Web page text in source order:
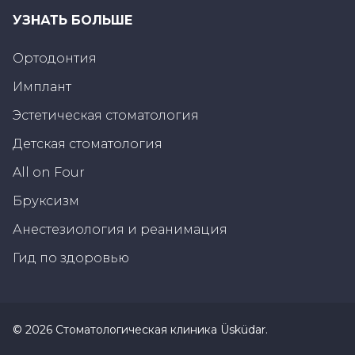
Как ухаживать за
Специального применения для ухода за
Достаточно ежедневного рутинного ухода за
Поскольку ламинированные виниры
чистить не менее 2 раз в день.
После чистки зубов необходимо
УЗНАТЬ БОЛЬШЕ
Ортодонтия
Имплант
Эстетическая стоматология
Детская стоматология
All on Four
Бруксизм
Анестезиология и реанимация
Гид по здоровью
© 2026 Стоматологическая клиника Üsküdar.